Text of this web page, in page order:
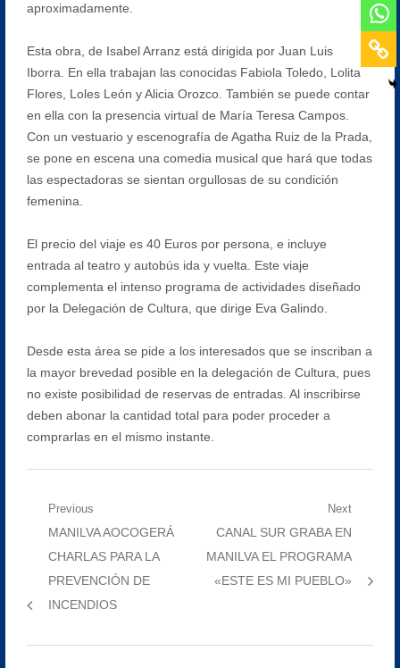
aproximadamente.
Esta obra, de Isabel Arranz está dirigida por Juan Luis
Iborra. En ella trabajan las conocidas Fabiola Toledo, Lolita
Flores, Loles León y Alicia Orozco. También se puede contar
en ella con la presencia virtual de María Teresa Campos.
Con un vestuario y escenografía de Agatha Ruiz de la Prada,
se pone en escena una comedia musical que hará que todas
las espectadoras se sientan orgullosas de su condición
femenina.
El precio del viaje es 40 Euros por persona, e incluye
entrada al teatro y autobús ida y vuelta. Este viaje
complementa el intenso programa de actividades diseñado
por la Delegación de Cultura, que dirige Eva Galindo.
Desde esta área se pide a los interesados que se inscriban a
la mayor brevedad posible en la delegación de Cultura, pues
no existe posibilidad de reservas de entradas. Al inscribirse
deben abonar la cantidad total para poder proceder a
comprarlas en el mismo instante.
Navegación
entradas
Previous
Previous
post:
MANILVA AOCOGERÁ
CHARLAS PARA LA
PREVENCIÓN DE
INCENDIOS
Next
Next
post:
CANAL SUR GRABA EN
MANILVA EL PROGRAMA
«ESTE ES MI PUEBLO»